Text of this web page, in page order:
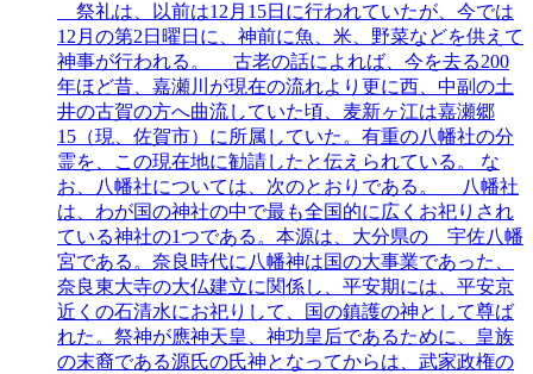
祭礼は、以前は12月15日に行われていたが、今では
12月の第2日曜日に、神前に魚、米、野菜などを供えて
神事が行われる。 古老の話によれば、今を去る200
年ほど昔、嘉瀬川が現在の流れより更に西、中副の土
井の古賀の方へ曲流していた頃、麦新ヶ江は嘉瀬郷
15（現、佐賀市）に所属していた。有重の八幡社の分
霊を、この現在地に勧請したと伝えられている。 な
お、八幡社については、次のとおりである。 八幡社
は、わが国の神社の中で最も全国的に広くお祀りされ
ている神社の1つである。本源は、大分県の 宇佐八幡
宮である。奈良時代に八幡神は国の大事業であった、
奈良東大寺の大仏建立に関係し、平安期には、平安京
近くの石清水にお祀りして、国の鎮護の神として尊ば
れた。祭神が應神天皇、神功皇后であるために、皇族
の末裔である源氏の氏神となってからは、武家政権の